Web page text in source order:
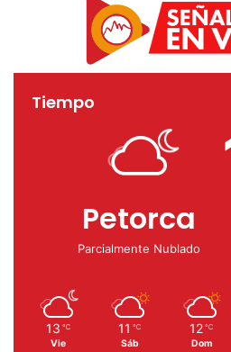
Tiempo
Petorca
Parcialmente Nublado
13 ℃
Vie
11 ℃
Sáb
12 ℃
Dom